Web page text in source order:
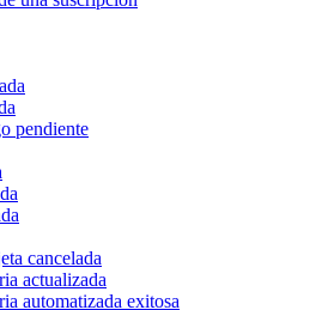
pendiente
cancelada
actualizada
automatizada exitosa